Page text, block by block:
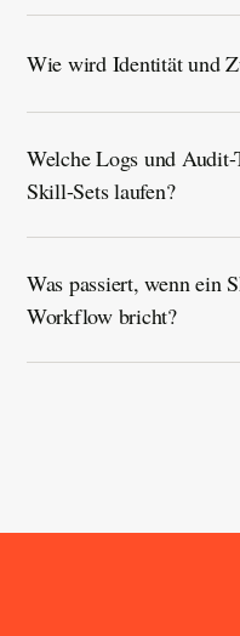
Wie wird Identität und
Welche Logs und
Skill-Sets laufen?
Was passiert, wenn ein
Workflow bricht?